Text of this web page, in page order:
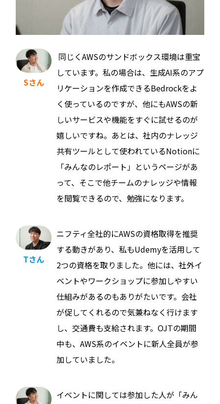
Sさん
同じくAWSのサンドボックス環境は重宝
しています。私の場合は、生成AI系のアプ
リケーションを作成できるBedrockをよ
く使っているのですが、他にもAWSの新
しいサービスや機能をすぐに試せるのが
嬉しいですね。あとは、社内のナレッジ
共有ツールとして使われているNotionに
「みんなのレポート」というページがあ
って、そこで他チームのナレッジや情報
を閲覧できるので、勉強になります。
Tさん
ニフティ全社的にAWSの資格取得を推奨
する動きがあり、私もUdemyを活用して
2つの資格を取りました。他には、社外イ
ベントやワークショップに参加しやすい
仕組みがあるのもありがたいです。会社
が促してくれるので気兼ねなく行けます
し、交通費も支給されます。OJTの期間
中も、AWS系のイベントに新人全員が参
加していました。
イベントに関しては参加した人が「みん